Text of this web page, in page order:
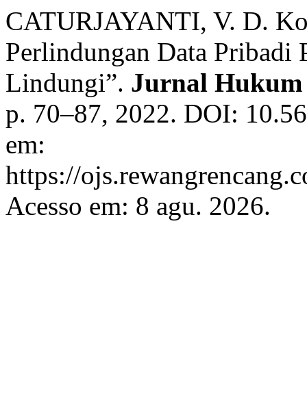
CATURJAYANTI, V. D.
Perlindungan Data Pribadi
Lindungi”. Jurnal Hukum
p. 70–87, 2022. DOI:
em:
https://
Acesso em: 8 agu. 2026.